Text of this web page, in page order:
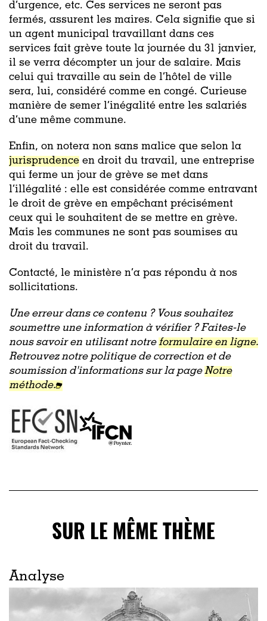
d’urgence, etc. Ces services ne seront pas
fermés, assurent les maires. Cela signifie que si
un agent municipal travaillant dans ces
services fait grève toute la journée du 31 janvier,
il se verra décompter un jour de salaire. Mais
celui qui travaille au sein de l’hôtel de ville
sera, lui, considéré comme en congé. Curieuse
manière de semer l’inégalité entre les salariés
d’une même commune.
Enfin, on notera non sans malice que selon la
jurisprudence en droit du travail, une entreprise
qui ferme un jour de grève se met dans
l’illégalité : elle est considérée comme entravant
le droit de grève en empêchant précisément
ceux qui le souhaitent de se mettre en grève.
Mais les communes ne sont pas soumises au
droit du travail.
Contacté, le ministère n’a pas répondu à nos
sollicitations.
Une erreur dans ce contenu ? Vous souhaitez
soumettre une information à vérifier ? Faites-le
nous savoir en utilisant notreformulaire en ligne.
Retrouvez notre politique de correction et de
soumission d'informations sur la pageNotre
méthode.
SUR LE MÊME THÈME
Analyse